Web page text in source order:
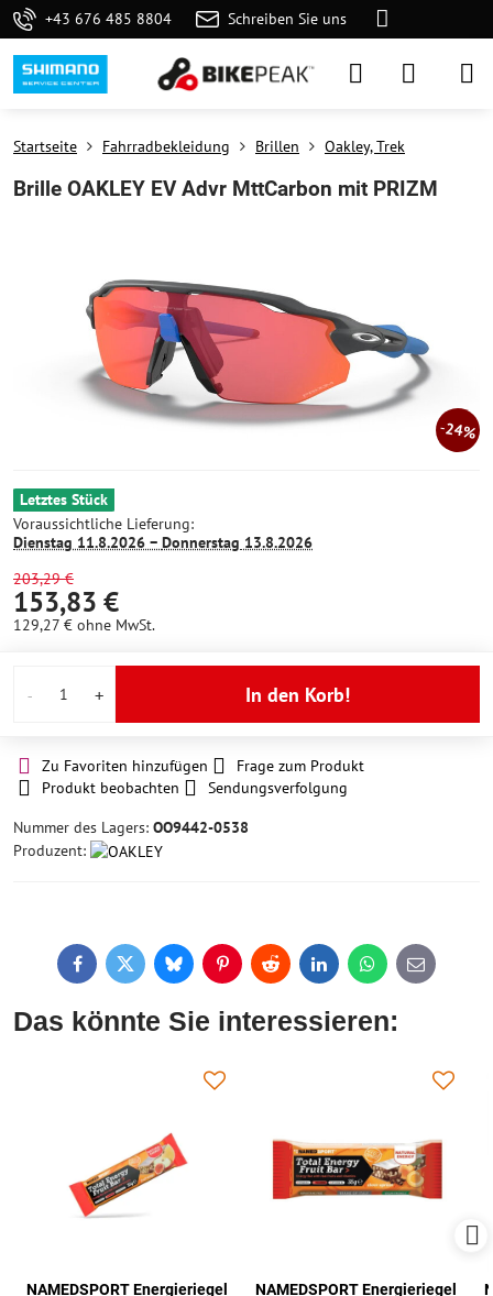
+43 676 485 8804 Schreiben Sie uns
24%
Startseite Fahrradbekleidung Brillen Oakley, Trek
Brille OAKLEY EV Advr MttCarbon mit PRIZM
Letztes Stück
Voraussichtliche Lieferung:
Dienstag 11.8.2026 − Donnerstag 13.8.2026
203,29 €
153,83 €
129,27 € ohne MwSt.
In den Korb!
Zu Favoriten hinzufügen
Frage zum Produkt
Produkt beobachten
Sendungsverfolgung
Nummer des Lagers: OO9442-0538
Produzent:
FacebookTwitterBlueskyPinterestReddit LinkedInWhatsApp
E-
mail
Das könnte Sie interessieren:
NAMEDSPORT Energieriegel
NAMEDSPORT Energieriegel